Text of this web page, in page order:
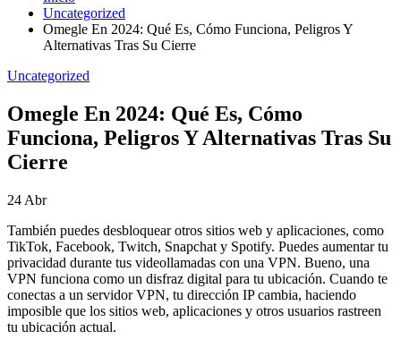
Uncategorized
Omegle En 2024: Qué Es, Cómo Funciona, Peligros Y
Alternativas Tras Su Cierre
Uncategorized
Omegle En 2024: Qué Es, Cómo
Funciona, Peligros Y Alternativas Tras Su
Cierre
24 Abr
También puedes desbloquear otros sitios web y aplicaciones, como
TikTok, Facebook, Twitch, Snapchat y Spotify. Puedes aumentar tu
privacidad durante tus videollamadas con una VPN. Bueno, una
VPN funciona como un disfraz digital para tu ubicación. Cuando te
conectas a un servidor VPN, tu dirección IP cambia, haciendo
imposible que los sitios web, aplicaciones y otros usuarios rastreen
tu ubicación actual.